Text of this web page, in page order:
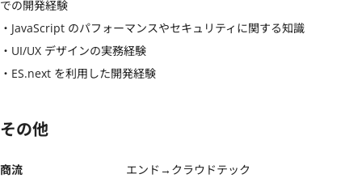
での開発経験
・JavaScript のパフォーマンスやセキュリティに関する知識
・UI/UX デザインの実務経験
・ES.next を利用した開発経験
その他
商流
エンド→クラウドテック